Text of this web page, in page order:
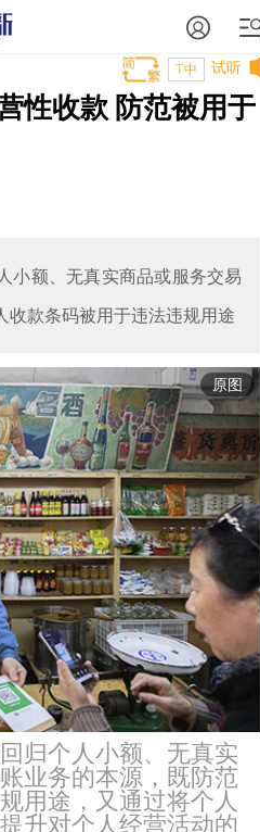
试听
T中
性收款 防范被用于
小额、无真实商品或服务交易
收款条码被用于违法违规用途
原图
归个人小额、无真实
业务的本源，既防范
用途，又通过将个人
升对个人经营活动的